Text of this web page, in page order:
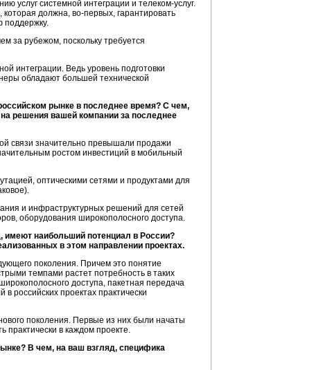
услуг системной интеграции и телеком-услуг.
которая должна, во-первых, гарантировать
поддержку.
за рубежом, поскольку требуется
интеграции. Ведь уровень подготовки
обладают большей технической
рынке в последнее время? С чем,
решения вашей компании за последнее
связи значительно превышали продажи
ростом инвестиций в мобильный
оптическими сетями и продуктами для
и инфраструктурных решений для сетей
оборудования широкополосного доступа.
имеют наибольший потенциал в России?
в этом направлении проектах.
поколения. Причем это понятие
темпами растет потребность в таких
доступа, пакетная передача
российских проектах практически
поколения. Первые из них были начаты
практически в каждом проекте.
В чем, на ваш взгляд, специфика